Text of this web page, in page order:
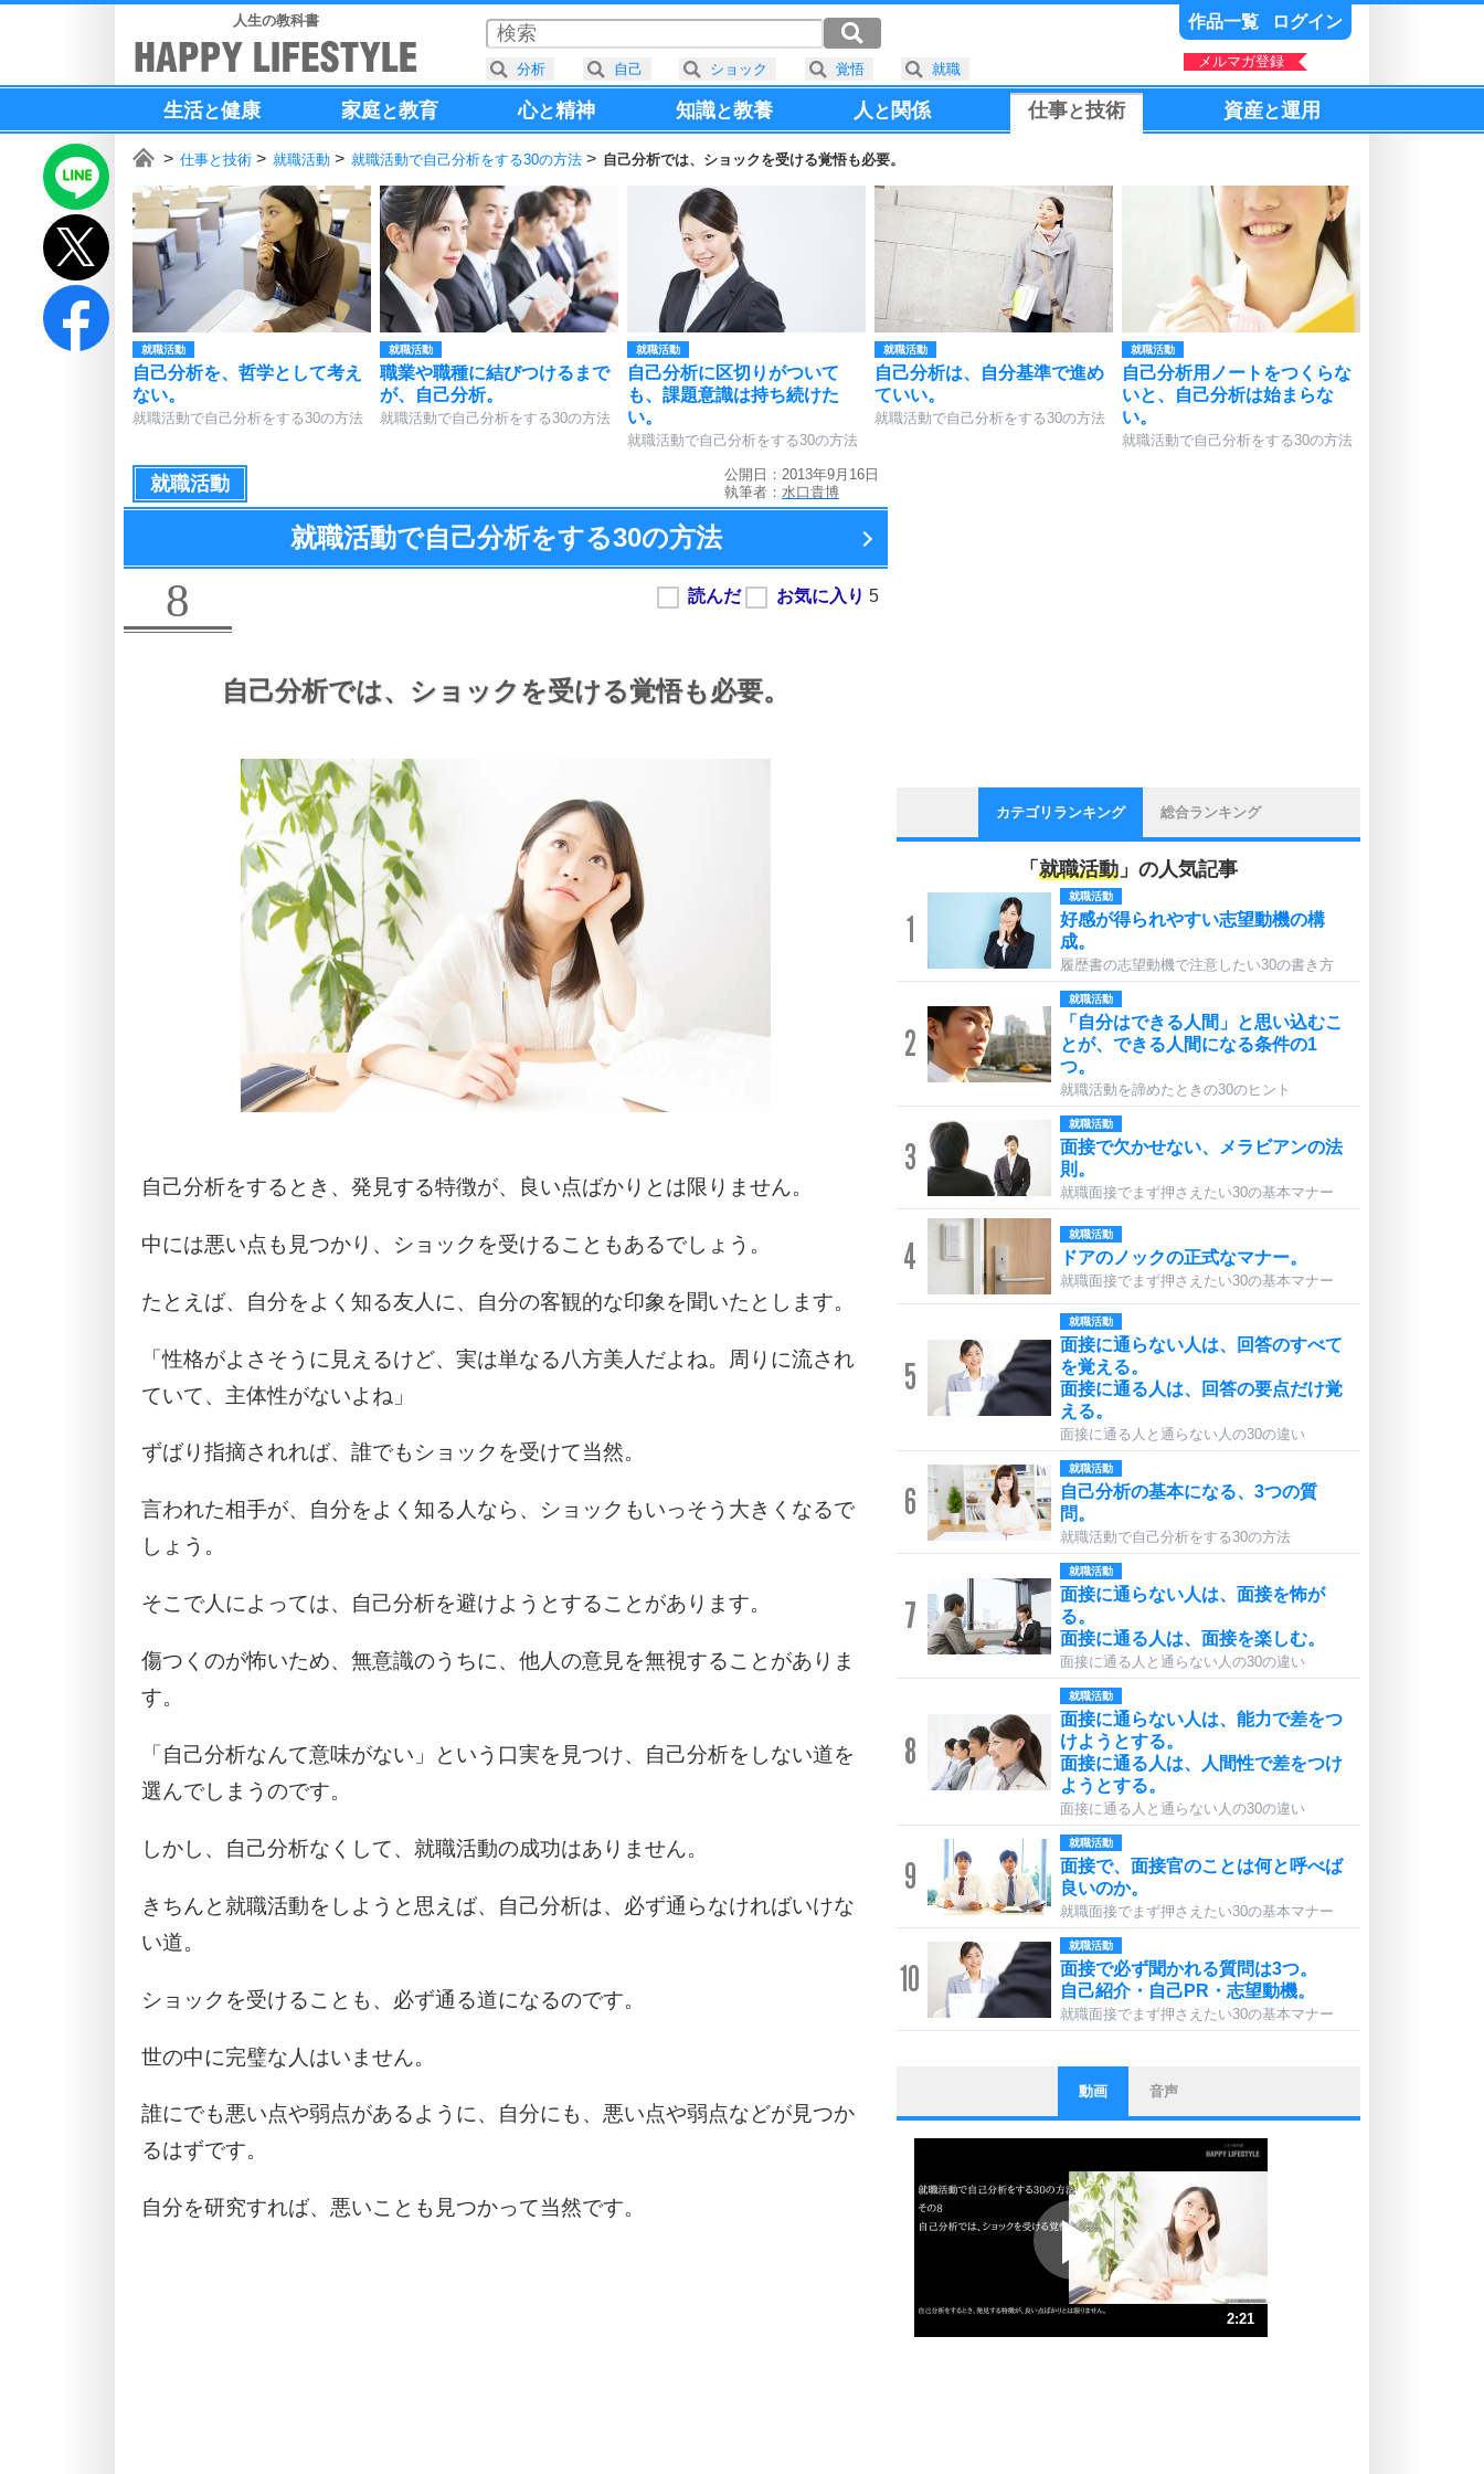
人生の教科書 作品一覧 ログイン
メルマガ登録
生活と健康 家庭と教育 心と精神 知識と教養 人と 関係 仕事と技術 資産と運用
仕事と技術 就職活動 就職活動で自己分析をする30の方法 自己分析では、ショックを受ける覚悟も必要。
就職活動
自己分析を、哲学として考え
ない。
就職活動で自己分析をする30の方法
就職活動
職業や職種に結びつけるまで
が、自己分析。
就職活動で自己分析をする30の方法
就職活動
自己分析に区切りがついて
も、課題意識は持ち続けた
い。
就職活動で自己分析をする30の方法
就職活動
自己分析は、自分基準で進め
ていい。
就職活動で自己分析をする30の方法
就職活動
自己分析用ノートをつくらな
いと、自己分析は始まらな
い。
就職活動で自己分析をする30の方法
就職活動
公開日：2013年9月16日
執筆者： 水口貴博
就職活動で自己分析をする30の方法
8
自己分析では、 ショックを受ける覚悟も必要。
自己分析をするとき、発見する特徴が、良い点ばかりとは限りません。
中には悪い点も見つかり、ショックを受けることもあるでしょう。
たとえば、自分をよく知る友人に、自分の客観的な印象を聞いたとします。
「性格がよさそうに見えるけど、実は単なる八方美人だよね。周りに流され
ていて、主体性がないよね」
ずばり指摘されれば、誰でもショックを受けて当然。
言われた相手が、自分をよく知る人なら、ショックもいっそう大きくなるで
しょう。
そこで人によっては、自己分析を避けようとすることがあります。
傷つくのが怖いため、無意識のうちに、他人の意見を無視することがありま
す。
「自己分析なんて意味がない」という口実を見つけ、自己分析をしない道を
選んでしまうのです。
しかし、自己分析なくして、就職活動の成功はありません。
きちんと就職活動をしようと思えば、自己分析は、必ず通らなければいけな
い道。
ショックを受けることも、必ず通る道になるのです。
世の中に完璧な人はいません。
誰にでも悪い点や弱点があるように、自分にも、悪い点や弱点などが見つか
るはずです。
自分を研究すれば、悪いことも見つかって当然です。
カテゴリランキング 総合ランキング
「 就職活動 」の人気記事
1
就職活動
好感が得られやすい志望動機の構
成。
履歴書の志望動機で注意したい30の書き方
2
就職活動
「自分はできる人間」と思い込むこ
とが、できる人間になる条件の1
つ。
就職活動を諦めたときの30のヒント
3
就職活動
面接で欠かせない、メラビアンの法
則。
就職面接でまず押さえたい30の基本マナー
4
就職活動
ドアのノックの正式なマナー。
就職面接でまず押さえたい30の基本マナー
5
就職活動
面接に通らない人は、回答のすべて
を覚える。
面接に通る人は、回答の要点だけ覚
える。
面接に通る人と通らない人の30の違い
6
就職活動
自己分析の基本になる、3つの質
問。
就職活動で自己分析をする30の方法
7
就職活動
面接に通らない人は、面接を怖が
る。
面接に通る人は、面接を楽しむ。
面接に通る人と通らない人の30の違い
8
就職活動
面接に通らない人は、能力で差をつ
けようとする。
面接に通る人は、人間性で差をつけ
ようとする。
面接に通る人と通らない人の30の違い
9
就職活動
面接で、面接官のことは何と呼べば
良いのか。
就職面接でまず押さえたい30の基本マナー
10
就職活動
面接で必ず聞かれる質問は3つ。
自己紹介・自己PR・志望動機。
就職面接でまず押さえたい30の基本マナー
1
ストレス対策
他人と比べない。
いっそのこと、他人を見ない。
プラス思考
ポジティブになれない原因は、行動
しないから。
ポジティブ思考になる30の方法
3
ストレス対策
動画 音声
2:21
分析 自己 ショック 覚悟 就職